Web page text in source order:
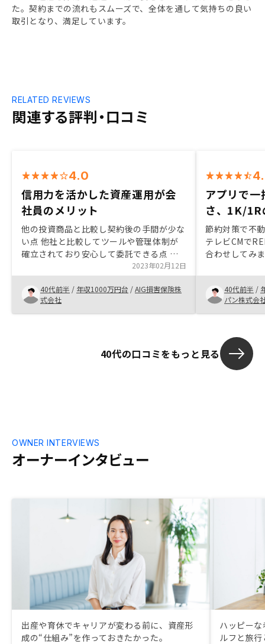
た。契約までの流れもスムーズで、全体を通して気持ちの良い
取引となり、満足しています。
関連する評判・口コミ
RELATED REVIEWS
4.0
信用力を活かした資産運用が会
社員のメリット
他の投資商品と比較し契約後の手間が少な
い点 他社と比較してツールや管理体制が
確立されており安心して委託できる点 分
譲個室だけでなく一棟買いも見据えた運用
を相談できる点 全国展開されているため
物件のバリエーションが多い点管理プラン
の手数料がプランによっては割高と感じる
ため、これらがもう少しリーズナブルにな
2023年02月12日
40代前半 / 年収1000万円台 /AIG損害保険株
式会社
アプリで
さ、1K/1R
節約対策で不
テレビCMで
合わせしてみ
た、アプリで
1K，1Rの小
減価償却シミ
し分かりにく
40代前半 /
パン株式会
40代の口コミをもっと見る
オーナーインタビュー
OWNER INTERVIEWS
出産や育休でキャリアが変わる前に、資産形
成の“仕組み”を作っておきたかった。
ハッピー
ルフと旅